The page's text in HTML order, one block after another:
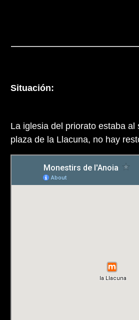
Situación:
La iglesia del priorato estaba al
plaza de la Llacuna, no hay